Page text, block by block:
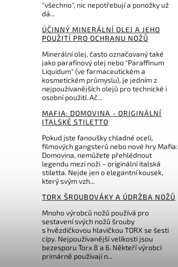
"všechno", nic nepotřebují a ponožky už
dá...
ÚČINNÝ MINERÁLNÍ OLEJ A JEHO
POUŽITÍ PRO OCHRANU NOŽŮ
Minerální olej, často označovaný také
jako parafínový olej nebo "Paraffinum
Liquidum" (ve farmaceutickém a
kosmetickém průmyslu), je jedním z
nejpoužívanějších olejů pro technické i
osobní použití. Ač...
MAFIA: DOMOVINA - ORIGINÁLNÍ
ITALSKÉ STILETTO
Pokud jste fanoušky chladné oceli,
filmových gangsterů nebo nové hry Mafia:
Domovina, nemůžete přehlédnout
legendu mezi noži – originální italská
stiletta. Nejde jen o elegantní kousek,
který svým vzh...
TORX ŠROUBOVÁKY A ÚDRŽBA NOŽŮ
Mnoho výrobců nožů používá pro
sestavení svých nožů šrouby
s hvězdičkovou hlavičkou TORX se šesti
cípy. Nejpoužívanější velikosti jsou
bezesporu Torx 8 a 6. Někteří výrobci
primárně používají n...
13 359 Kč
Kód:LSSH1
Lansky Nylon Sheath